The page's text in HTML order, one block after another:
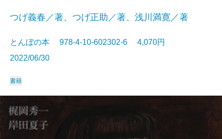
つげ義春／著、つげ正助／著、浅川満寛／著
とんぼの本 978-4-10-602302-6 4,070円
2022/06/30
書籍